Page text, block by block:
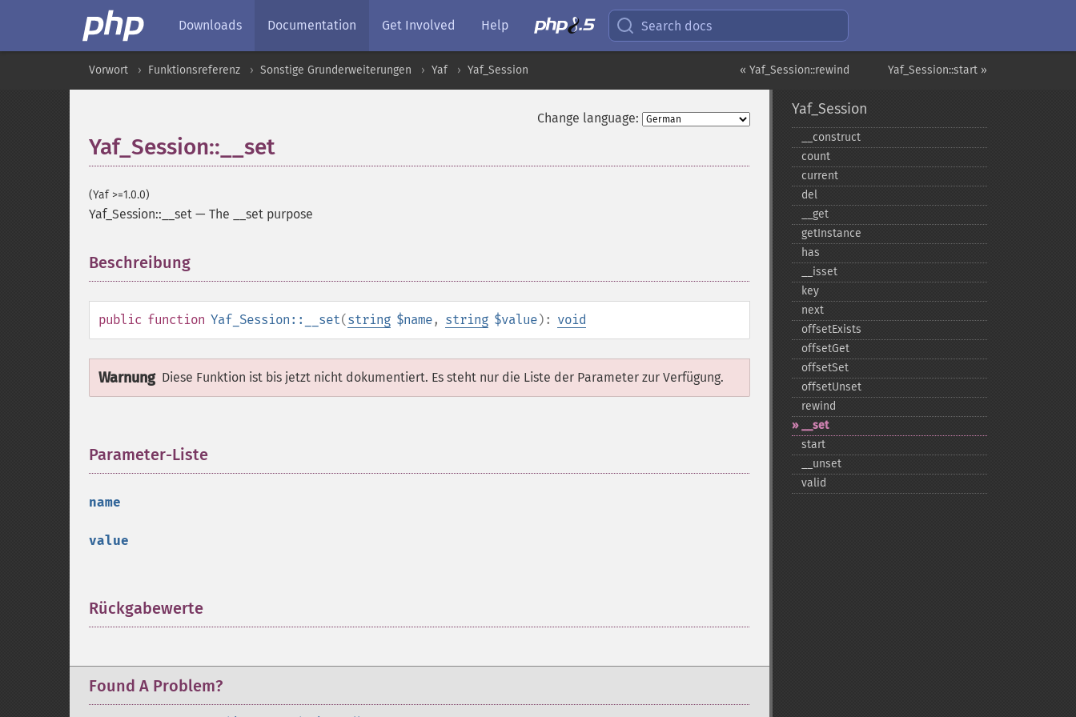
Downloads Documentation Get Involved Help Search docs
Yaf_Session::start »
« Yaf_Session::rewind
Vorwort Funktionsreferenz Sonstige Grunderweiterungen Yaf Yaf_Session
Change language:
Yaf_Session::__set
(Yaf >=1.0.0)
Yaf_Session::__set — The __set purpose
Beschreibung
public function Yaf_Session::__set(string $name, string $value): void
Warnung Diese Funktion ist bis jetzt nicht dokumentiert. Es steht nur die Liste der Parameter zur Verfügung.
Parameter-Liste
name
value
Rückgabewerte
Found A Problem?
Yaf_Session
_​_​construct
count
current
del
_​_​get
getInstance
has
_​_​isset
key
next
offsetExists
offsetGet
offsetSet
offsetUnset
rewind
_​_​set
start
_​_​unset
valid